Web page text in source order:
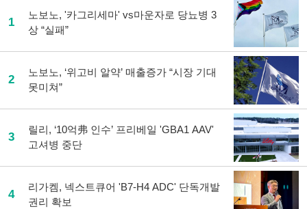
1
노보노, '카그리세마' vs마운자로 당뇨병 3
상 “실패”
2
노보노, ‘위고비 알약’ 매출증가 “시장 기대
못미쳐”
3
릴리, ‘10억弗 인수’ 프리베일 'GBA1 AAV'
고셔병 중단
4
리가켐, 넥스트큐어 'B7-H4 ADC' 단독개발
권리 확보